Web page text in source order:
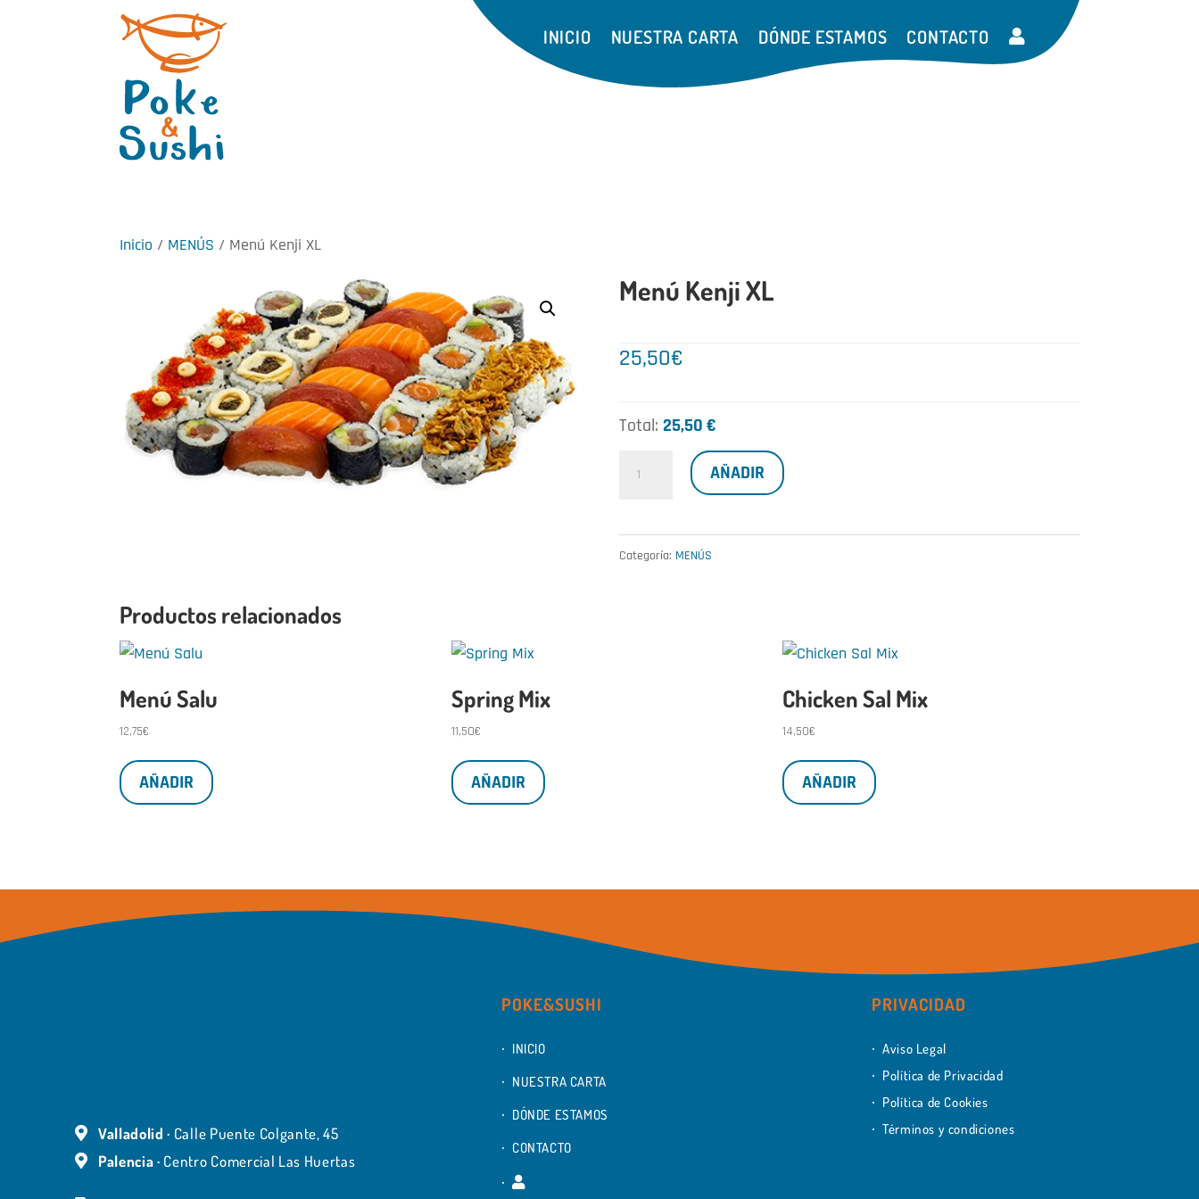
INICIO NUESTRA CARTA DÓNDE ESTAMOS CONTACTO
Inicio / MENÚS / Menú Kenji XL
Menú Kenji XL
25,50€
Total: 25,50 €
cantidad
AÑADIR
Categoría: MENÚS
Productos relacionados
Menú Salu
12,75€
AÑADIR
Spring Mix
11,50€
AÑADIR
Chicken Sal Mix
14,50€
AÑADIR
Valladolid · Calle Puente Colgante, 45
Palencia · Centro Comercial Las Huertas
POKE&SUSHI
INICIO
NUESTRA CARTA
DÓNDE ESTAMOS
CONTACTO
PRIVACIDAD
Aviso Legal
Política de Privacidad
Política de Cookies
Términos y condiciones